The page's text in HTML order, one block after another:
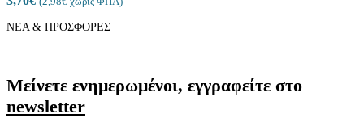
ΝΕΑ & ΠΡΟΣΦΟΡΕΣ
Μείνετε ενημερωμένοι, εγγραφείτε στο
newsletter